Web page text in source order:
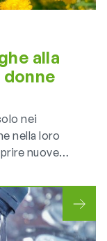
alla
nei
nella loro
nuove